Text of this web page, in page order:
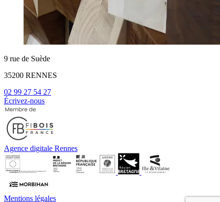
9 rue de Suède
35200 RENNES
02 99 27 54 27
Écrivez-nous
Agence digitale Rennes
Mentions légales